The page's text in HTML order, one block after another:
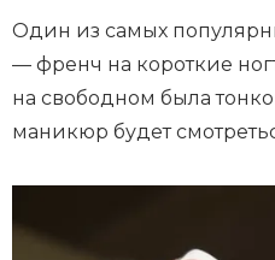
Один из самых
— френч на короткие
на свободном была
маникюр будет